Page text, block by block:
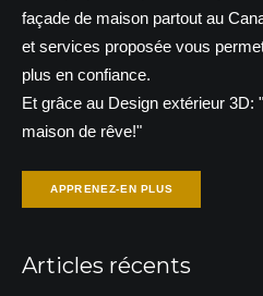
façade de maison partout au
et services proposée vous
plus en confiance.
Et grâce au Design extérieur 3D:
maison de rêve!"
APPRENEZ-EN PLUS
Articles récents